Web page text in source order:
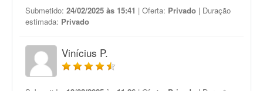
Submetido: 24/02/2025 às 15:41 | Oferta: Privado | Duração
estimada: Privado
Vinícius P.